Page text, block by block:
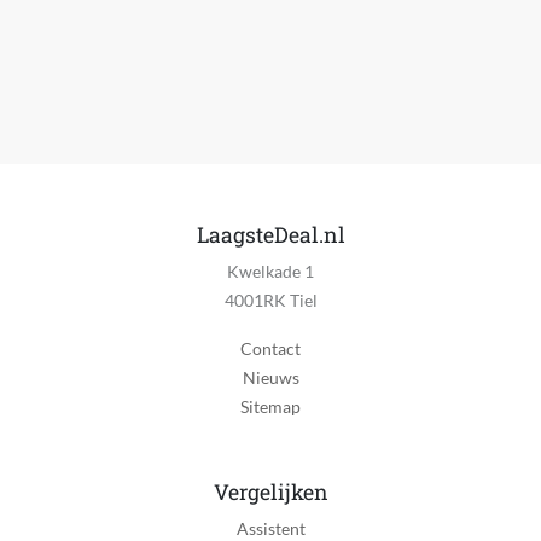
LaagsteDeal.nl
Kwelkade 1
4001RK Tiel
Contact
Nieuws
Sitemap
Vergelijken
Assistent